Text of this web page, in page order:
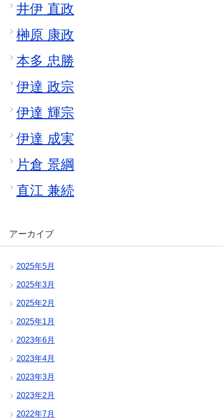
井伊 直政
榊原 康政
本多 忠勝
伊達 政宗
伊達 輝宗
伊達 成実
片倉 景綱
直江 兼続
アーカイブ
2025年5月
2025年3月
2025年2月
2025年1月
2023年6月
2023年4月
2023年3月
2023年2月
2022年7月